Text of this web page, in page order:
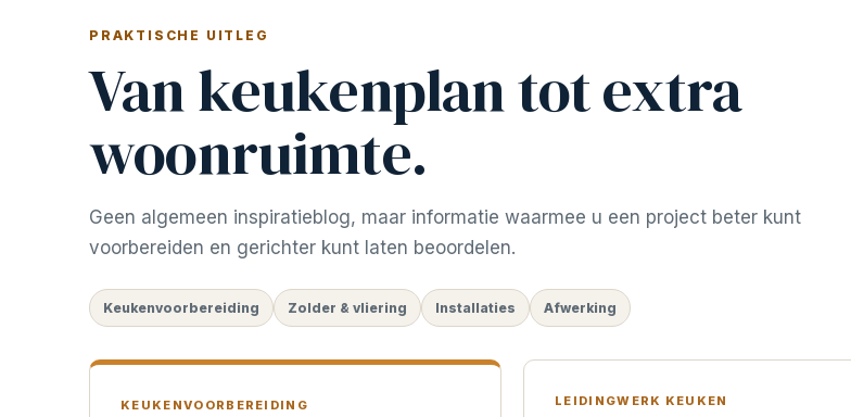
PRAKTISCHE UITLEG
Van keukenplan tot extra
woonruimte.
Geen algemeen inspiratieblog, maar informatie waarmee u een project beter kunt
voorbereiden en gerichter kunt laten beoordelen.
Keukenvoorbereiding Zolder & vliering Installaties Afwerking
KEUKENVOORBEREIDING LEIDINGWERK KEUKEN